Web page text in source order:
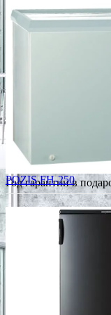
Год гарантии в
POZIS FH-250